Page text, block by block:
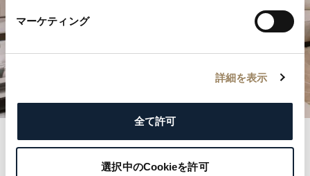
マーケティング
詳細を表示
全て許可
選択中のCookieを許可